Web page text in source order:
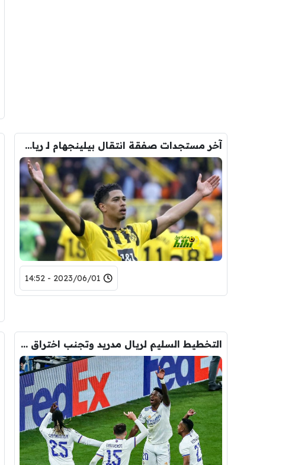
آخر مستجدات صفقة انتقال بيلينجهام لـ ريال مدريد
2023/06/01 - 14:52
التخطيط السليم لريال مدريد وتجنب اختراق قوانين اللعب النظيف